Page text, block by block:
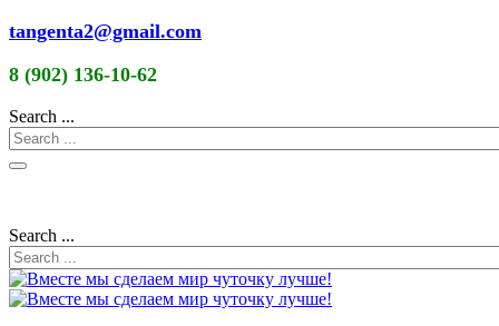
tangenta2@gmail.com
8 (902) 136-10-62
Search ...
Search ...